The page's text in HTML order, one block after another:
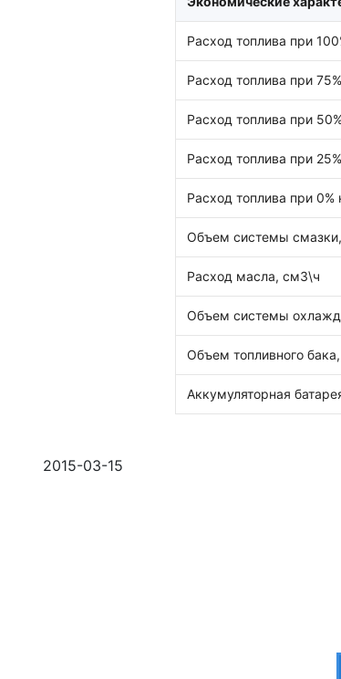
Расход топлива при
Расход топлива при
Расход топлива при
Расход топлива при
Расход топлива при 0%
Объем системы
Расход масла, см3\ч
Объем системы
Объем топливного
Аккумуляторная
2015-03-15